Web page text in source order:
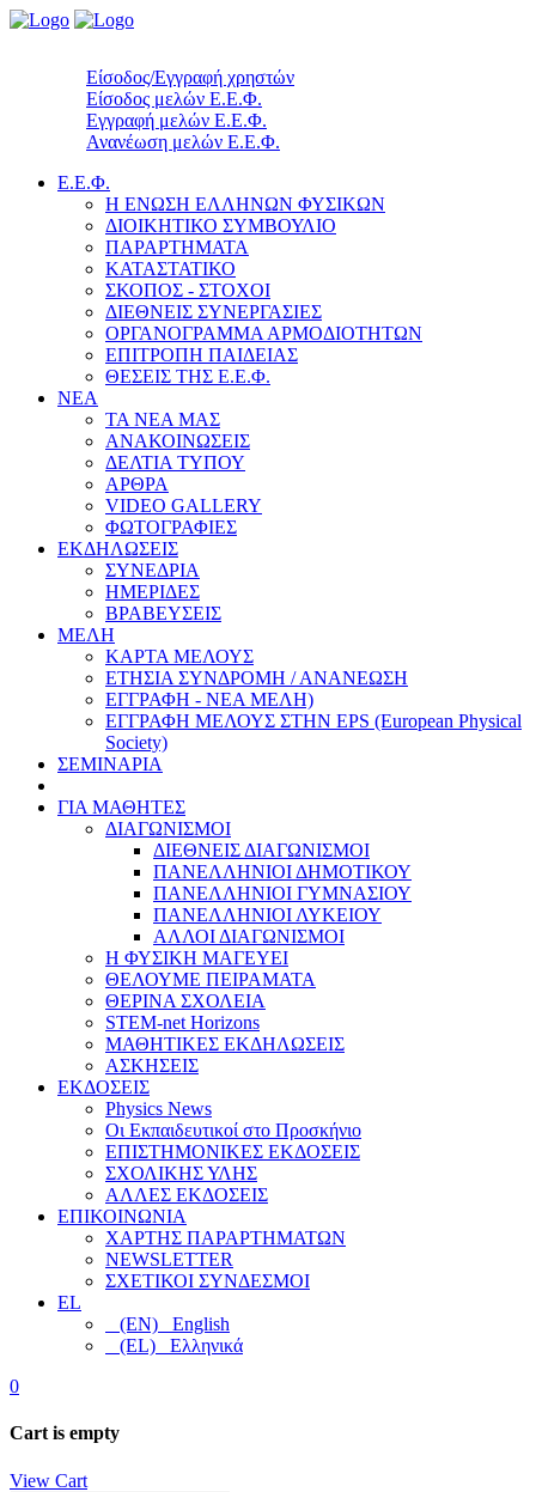
Είσοδος/Εγγραφή χρηστών
Είσοδος μελών Ε.Ε.Φ.
Εγγραφή μελών Ε.Ε.Φ.
Ανανέωση μελών Ε.Ε.Φ.
Ε.Ε.Φ.
Η ΕΝΩΣΗ ΕΛΛΗΝΩΝ ΦΥΣΙΚΩΝ
ΔΙΟΙΚΗΤΙΚΟ ΣΥΜΒΟΥΛΙΟ
ΠΑΡΑΡΤΗΜΑΤΑ
ΚΑΤΑΣΤΑΤΙΚΟ
ΣΚΟΠΟΣ - ΣΤΟΧΟΙ
ΔΙΕΘΝΕΙΣ ΣΥΝΕΡΓΑΣΙΕΣ
ΟΡΓΑΝΟΓΡΑΜΜΑ ΑΡΜΟΔΙΟΤΗΤΩΝ
ΕΠΙΤΡΟΠΗ ΠΑΙΔΕΙΑΣ
ΘΕΣΕΙΣ ΤΗΣ Ε.Ε.Φ.
ΝΕΑ
ΤΑ ΝΕΑ ΜΑΣ
ΑΝΑΚΟΙΝΩΣΕΙΣ
ΔΕΛΤΙΑ ΤΥΠΟΥ
ΑΡΘΡΑ
VIDEO GALLERY
ΦΩΤΟΓΡΑΦΙΕΣ
ΕΚΔΗΛΩΣΕΙΣ
ΣΥΝΕΔΡΙΑ
ΗΜΕΡΙΔΕΣ
ΒΡΑΒΕΥΣΕΙΣ
ΜΕΛΗ
ΚΑΡΤΑ ΜΕΛΟΥΣ
ΕΤΗΣΙΑ ΣΥΝΔΡΟΜΗ / ΑΝΑΝΕΩΣΗ
ΕΓΓΡΑΦΗ - ΝΕΑ ΜΕΛΗ)
ΕΓΓΡΑΦΗ ΜΕΛΟΥΣ ΣΤΗΝ EPS (European Physical
Society)
ΣΕΜΙΝΑΡΙΑ
ΓΙΑ ΜΑΘΗΤΕΣ
ΔΙΑΓΩΝΙΣΜΟΙ
ΔΙΕΘΝΕΙΣ ΔΙΑΓΩΝΙΣΜΟΙ
ΠΑΝΕΛΛΗΝΙΟΙ ΔΗΜΟΤΙΚΟΥ
ΠΑΝΕΛΛΗΝΙΟΙ ΓΥΜΝΑΣΙΟΥ
ΠΑΝΕΛΛΗΝΙΟΙ ΛΥΚΕΙΟΥ
ΑΛΛΟΙ ΔΙΑΓΩΝΙΣΜΟΙ
Η ΦΥΣΙΚΗ ΜΑΓΕΥΕΙ
ΘΕΛΟΥΜΕ ΠΕΙΡΑΜΑΤΑ
ΘΕΡΙΝΑ ΣΧΟΛΕΙΑ
STEM-net Horizons
ΜΑΘΗΤΙΚΕΣ ΕΚΔΗΛΩΣΕΙΣ
ΑΣΚΗΣΕΙΣ
ΕΚΔΟΣΕΙΣ
Physics News
Οι Εκπαιδευτικοί στο Προσκήνιο
ΕΠΙΣΤΗΜΟΝΙΚΕΣ ΕΚΔΟΣΕΙΣ
ΣΧΟΛΙΚΗΣ ΥΛΗΣ
ΑΛΛΕΣ ΕΚΔΟΣΕΙΣ
ΕΠΙΚΟΙΝΩΝΙΑ
ΧΑΡΤΗΣ ΠΑΡΑΡΤΗΜΑΤΩΝ
NEWSLETTER
ΣΧΕΤΙΚΟΙ ΣΥΝΔΕΣΜΟΙ
EL
(EN) English
(EL) Ελληνικά
0
Cart is empty
View Cart